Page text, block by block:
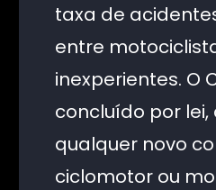
taxa de
entre
inexperientes. O
concluído por lei,
qualquer novo
ciclomotor ou